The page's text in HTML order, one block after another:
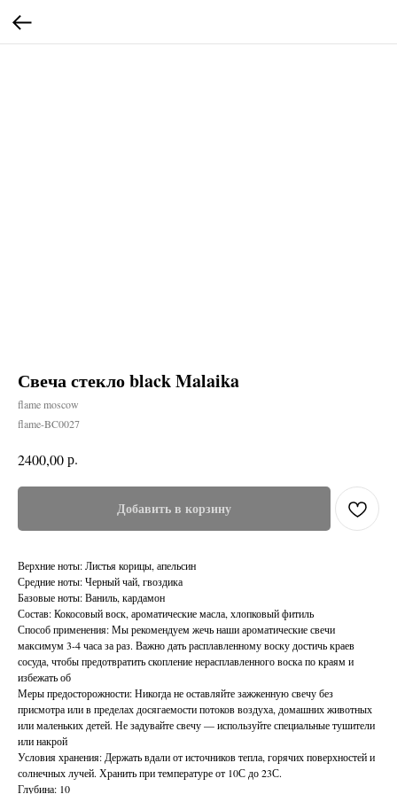
Свеча стекло black Malaika
flame moscow
flame-BC0027
2400,00р.
Добавить в корзину
Верхние ноты: Листья корицы, апельсин
Средние ноты: Черный чай, гвоздика
Базовые ноты: Ваниль, кардамон
Состав: Кокосовый воск, ароматические масла, хлопковый фитиль
Способ применения: Мы рекомендуем жечь наши ароматические свечи
максимум 3-4 часа за раз. Важно дать расплавленному воску достичь краев
сосуда, чтобы предотвратить скопление нерасплавленного воска по краям и
избежать об
Меры предосторожности: Никогда не оставляйте зажженную свечу без
присмотра или в пределах досягаемости потоков воздуха, домашних животных
или маленьких детей. Не задувайте свечу — используйте специальные тушители
или накрой
Условия хранения: Держать вдали от источников тепла, горячих поверхностей и
солнечных лучей. Хранить при температуре от 10С до 23С.
Глубина: 10